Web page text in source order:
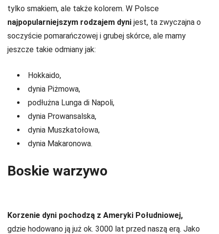
tylko smakiem, ale także kolorem. W Polsce
najpopularniejszym rodzajem dyni jest, ta zwyczajna o
soczyście pomarańczowej i grubej skórce, ale mamy
jeszcze takie odmiany jak:
Hokkaido,
dynia Piżmowa,
podłużna Lunga di Napoli,
dynia Prowansalska,
dynia Muszkatołowa,
dynia Makaronowa.
Boskie warzywo
Korzenie dyni pochodzą z Ameryki Południowej,
gdzie hodowano ją już ok. 3000 lat przed naszą erą. Jako